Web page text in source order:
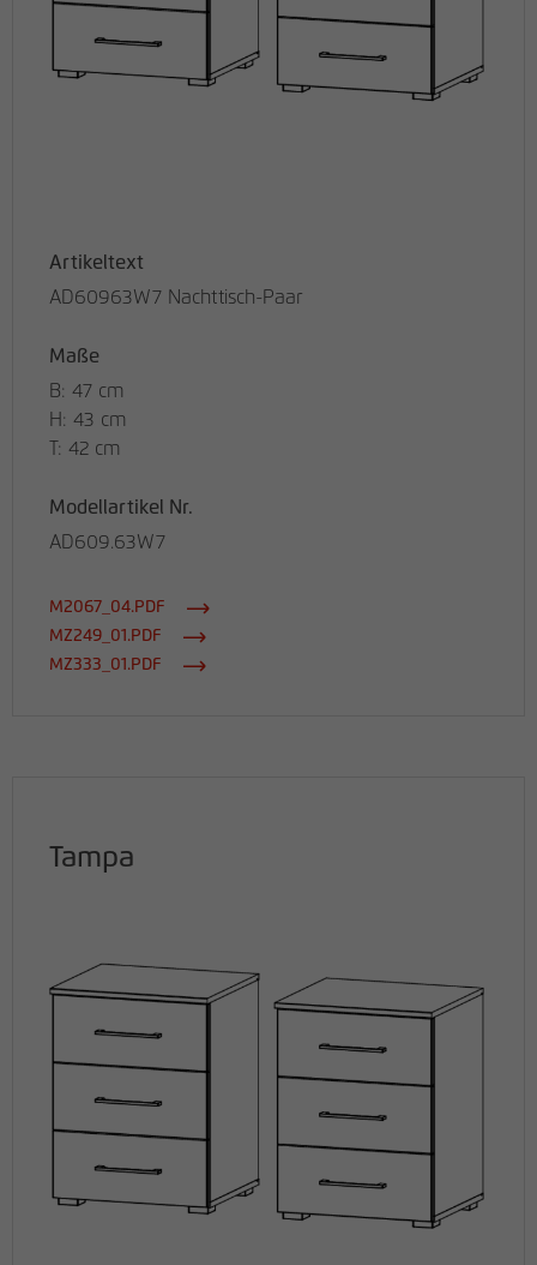
Artikeltext
AD60963W7 Nachttisch-Paar
Maße
B: 47 cm
H: 43 cm
T: 42 cm
Modellartikel Nr.
AD609.63W7
M2067_04.PDF
MZ249_01.PDF
MZ333_01.PDF
Tampa